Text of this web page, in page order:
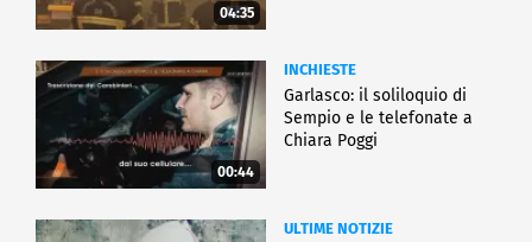
04:35
00:44
INCHIESTE
Garlasco: il soliloquio di
Sempio e le telefonate a
Chiara Poggi
ULTIME NOTIZIE